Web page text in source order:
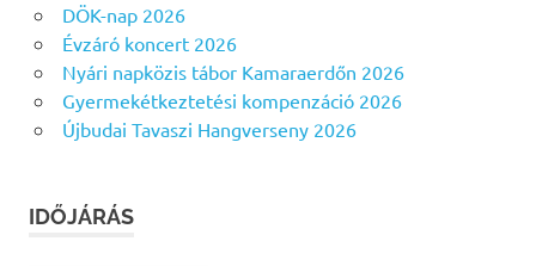
DÖK-nap 2026
Évzáró koncert 2026
Nyári napközis tábor Kamaraerdőn 2026
Gyermekétkeztetési kompenzáció 2026
Újbudai Tavaszi Hangverseny 2026
IDŐJÁRÁS